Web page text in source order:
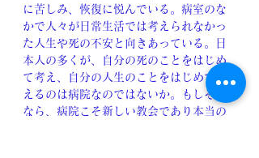
に苦しみ、恢復に悦んでいる。病室のな
かで人々が日常生活では考えられなかっ
た人生や死の不安と向きあっている。日
本人の多くが、自分の死のことをはじめ
て考え、自分の人生のことをはじめて考
えるのは病院なのではないか。もしそう
なら、病院こそ新しい教会であり本当の